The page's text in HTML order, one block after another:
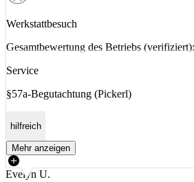
Werkstattbesuch
Gesamtbewertung des Betriebs
Service
§57a-Begutachtung (Pickerl)
hilfreich
Mehr anzeigen
Evelyn U.